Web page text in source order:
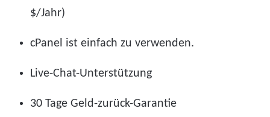
$/Jahr)
cPanel ist einfach zu verwenden.
Live-Chat-Unterstützung
30 Tage Geld-zurück-Garantie